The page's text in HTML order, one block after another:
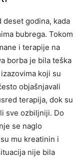
godina, kada
bubrega. Tokom
i terapije na
borba je bila teška
koji su
objašnjavali
terapija, dok su
sve ozbiljniji. Do
se naglo
mu kreatinin i
nije bila